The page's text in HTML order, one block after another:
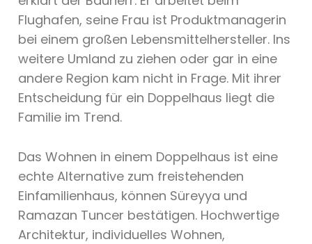
Flughafen, seine Frau ist Produktmanagerin
bei einem großen Lebensmittelhersteller. Ins
weitere Umland zu ziehen oder gar in eine
andere Region kam nicht in Frage. Mit ihrer
Entscheidung für ein Doppelhaus liegt die
Familie im Trend.
Das Wohnen in einem Doppelhaus ist eine
echte Alternative zum freistehenden
Einfamilienhaus, können Süreyya und
Ramazan Tuncer bestätigen. Hochwertige
Architektur, individuelles Wohnen,